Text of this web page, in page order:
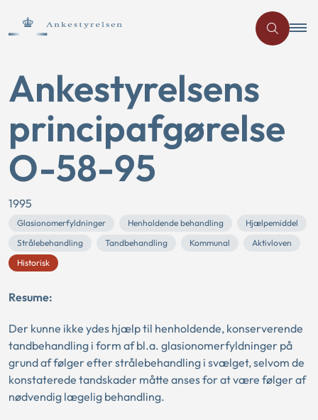
Ankestyrelsens
principafgørelse
O-58-95
1995
Glasionomerfyldninger Henholdende behandling
Hjælpemiddel
Strålebehandling
Tandbehandling Kommunal
Aktivloven
Historisk
Resume:
Der kunne ikke ydes hjælp til henholdende, konserverende
tandbehandling i form af bl.a. glasionomerfyldninger på
grund af følger efter strålebehandling i svælget, selvom de
konstaterede tandskader måtte anses for at være følger af
nødvendig lægelig behandling.